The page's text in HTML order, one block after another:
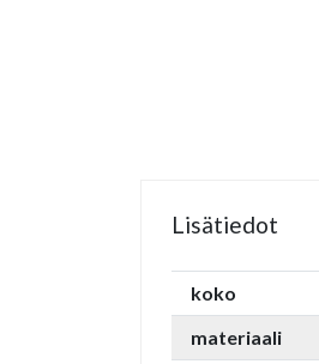
Lisätiedot
koko
materiaali